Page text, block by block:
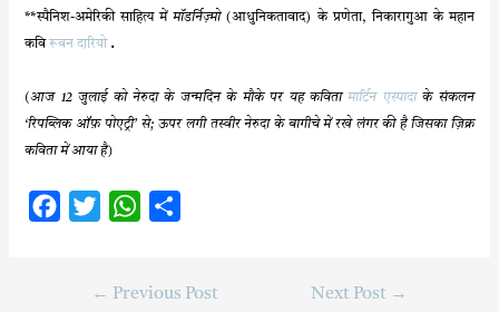
**स्पैनिश-अमेरिकी साहित्य मेंमॉडर्निज़्मो (आधुनिकतावाद) के प्रणेता, निकारागुआ के महान
कविरूबन दारियो .
(आज 12 जुलाई को नेरुदा के जन्मदिन के मौके पर यह कवितामार्टिन एस्पादाके संकलन
‘रिपब्लिक ऑफ़ पोएट्री’ से; ऊपर लगी तस्वीर नेरुदा के बागीचे में रखे लंगर की है जिसका ज़िक्र
कविता में आया है)
t
W
t
r
← Previous Post Next Post →